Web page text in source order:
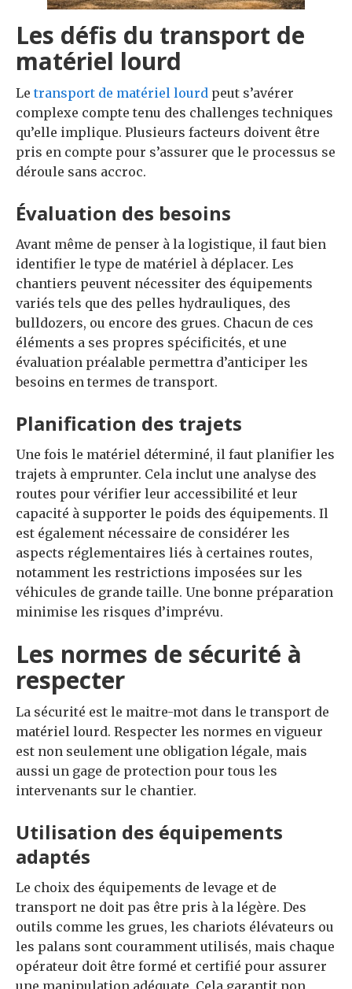
Les défis du transport de
matériel lourd
Le transport de matériel lourd peut s’avérer
complexe compte tenu des challenges techniques
qu’elle implique. Plusieurs facteurs doivent être
pris en compte pour s’assurer que le processus se
déroule sans accroc.
Évaluation des besoins
Avant même de penser à la logistique, il faut bien
identifier le type de matériel à déplacer. Les
chantiers peuvent nécessiter des équipements
variés tels que des pelles hydrauliques, des
bulldozers, ou encore des grues. Chacun de ces
éléments a ses propres spécificités, et une
évaluation préalable permettra d’anticiper les
besoins en termes de transport.
Planification des trajets
Une fois le matériel déterminé, il faut planifier les
trajets à emprunter. Cela inclut une analyse des
routes pour vérifier leur accessibilité et leur
capacité à supporter le poids des équipements. Il
est également nécessaire de considérer les
aspects réglementaires liés à certaines routes,
notamment les restrictions imposées sur les
véhicules de grande taille. Une bonne préparation
minimise les risques d’imprévu.
Les normes de sécurité à
respecter
La sécurité est le maitre-mot dans le transport de
matériel lourd. Respecter les normes en vigueur
est non seulement une obligation légale, mais
aussi un gage de protection pour tous les
intervenants sur le chantier.
Utilisation des équipements
adaptés
Le choix des équipements de levage et de
transport ne doit pas être pris à la légère. Des
outils comme les grues, les chariots élévateurs ou
les palans sont couramment utilisés, mais chaque
opérateur doit être formé et certifié pour assurer